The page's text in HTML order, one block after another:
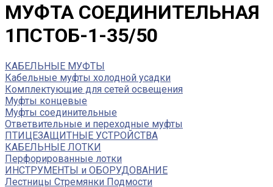
МУФТА СОЕДИНИТЕЛЬНАЯ
1ПСТОБ-1-35/50
КАБЕЛЬНЫЕ МУФТЫ
Кабельные муфты холодной усадки
Комплектующие для сетей освещения
Муфты концевые
Муфты соединительные
Ответвительные и переходные муфты
ПТИЦЕЗАЩИТНЫЕ УСТРОЙСТВА
КАБЕЛЬНЫЕ ЛОТКИ
Перфорированные лотки
ИНСТРУМЕНТЫ и ОБОРУДОВАНИЕ
Лестницы Стремянки Подмости